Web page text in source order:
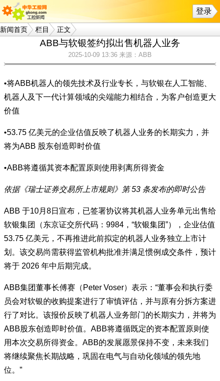
登录
新闻首页 栏目 正文
ABB与软银签约拟出售机器人业务
2025-10-09 13:36 来源：ABB
•将ABB机器人的领先技术及行业专长，与软银在人工智能、
机器人及下一代计算领域的尖端能力相结合，为客户创造更大
价值
•53.75 亿美元的企业估值反映了机器人业务的长期实力，并
将为ABB 股东创造即时价值
•ABB将遵循其资本配置原则使用剥离所得资金
依据《瑞士证券交易所上市规则》第 53 条发布的即时公告
ABB 于10月8日宣布，已签署协议将其机器人业务单元出售给
软银集团（东京证交所代码：9984，“软银集团”），企业估值
53.75 亿美元，不再推进此前拟定的机器人业务独立上市计
划。该交易尚需获得监管机构批准并满足惯例成交条件，预计
将于 2026 年中后期完成。
ABB集团董事长傅赛（Peter Voser）表示：“董事会和执行委
员会对软银的收购提案进行了审慎评估，并与原有分拆方案进
行了对比。该报价反映了机器人业务部门的长期实力，并将为
ABB股东创造即时价值。ABB将遵循既定的资本配置原则使
用本次交易所得资金。ABB的发展愿景保持不变，未来我们
将继续聚焦长期战略，巩固在电气与自动化领域的领先地
位。”